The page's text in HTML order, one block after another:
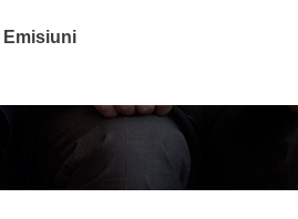
Emisiuni